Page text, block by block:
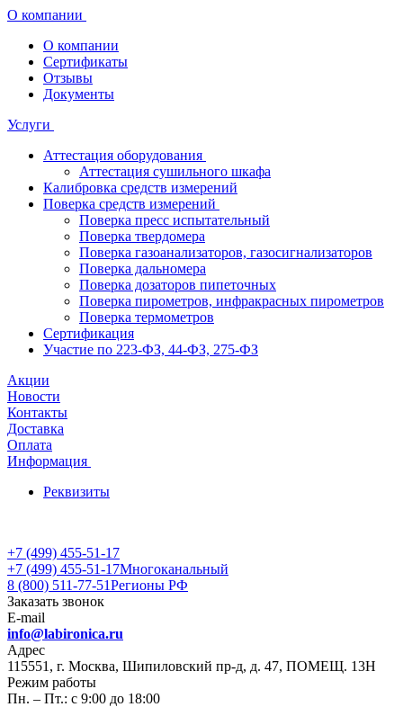
О компании
О компании
Сертификаты
Отзывы
Документы
Услуги
Аттестация оборудования
Аттестация сушильного шкафа
Калибровка средств измерений
Поверка средств измерений
Поверка пресс испытательный
Поверка твердомера
Поверка газоанализаторов, газосигнализаторов
Поверка дальномера
Поверка дозаторов пипеточных
Поверка пирометров, инфракрасных пирометров
Поверка термометров
Сертификация
Участие по 223-ФЗ, 44-ФЗ, 275-ФЗ
Акции
Новости
Контакты
Доставка
Оплата
Информация
Реквизиты
+7 (499) 455-51-17
+7 (499) 455-51-17Многоканальный
8 (800) 511-77-51Регионы РФ
Заказать звонок
E-mail
info@labironica.ru
Адрес
115551, г. Москва, Шипиловский пр-д, д. 47, ПОМЕЩ. 13Н
Режим работы
Пн. – Пт.: с 9:00 до 18:00